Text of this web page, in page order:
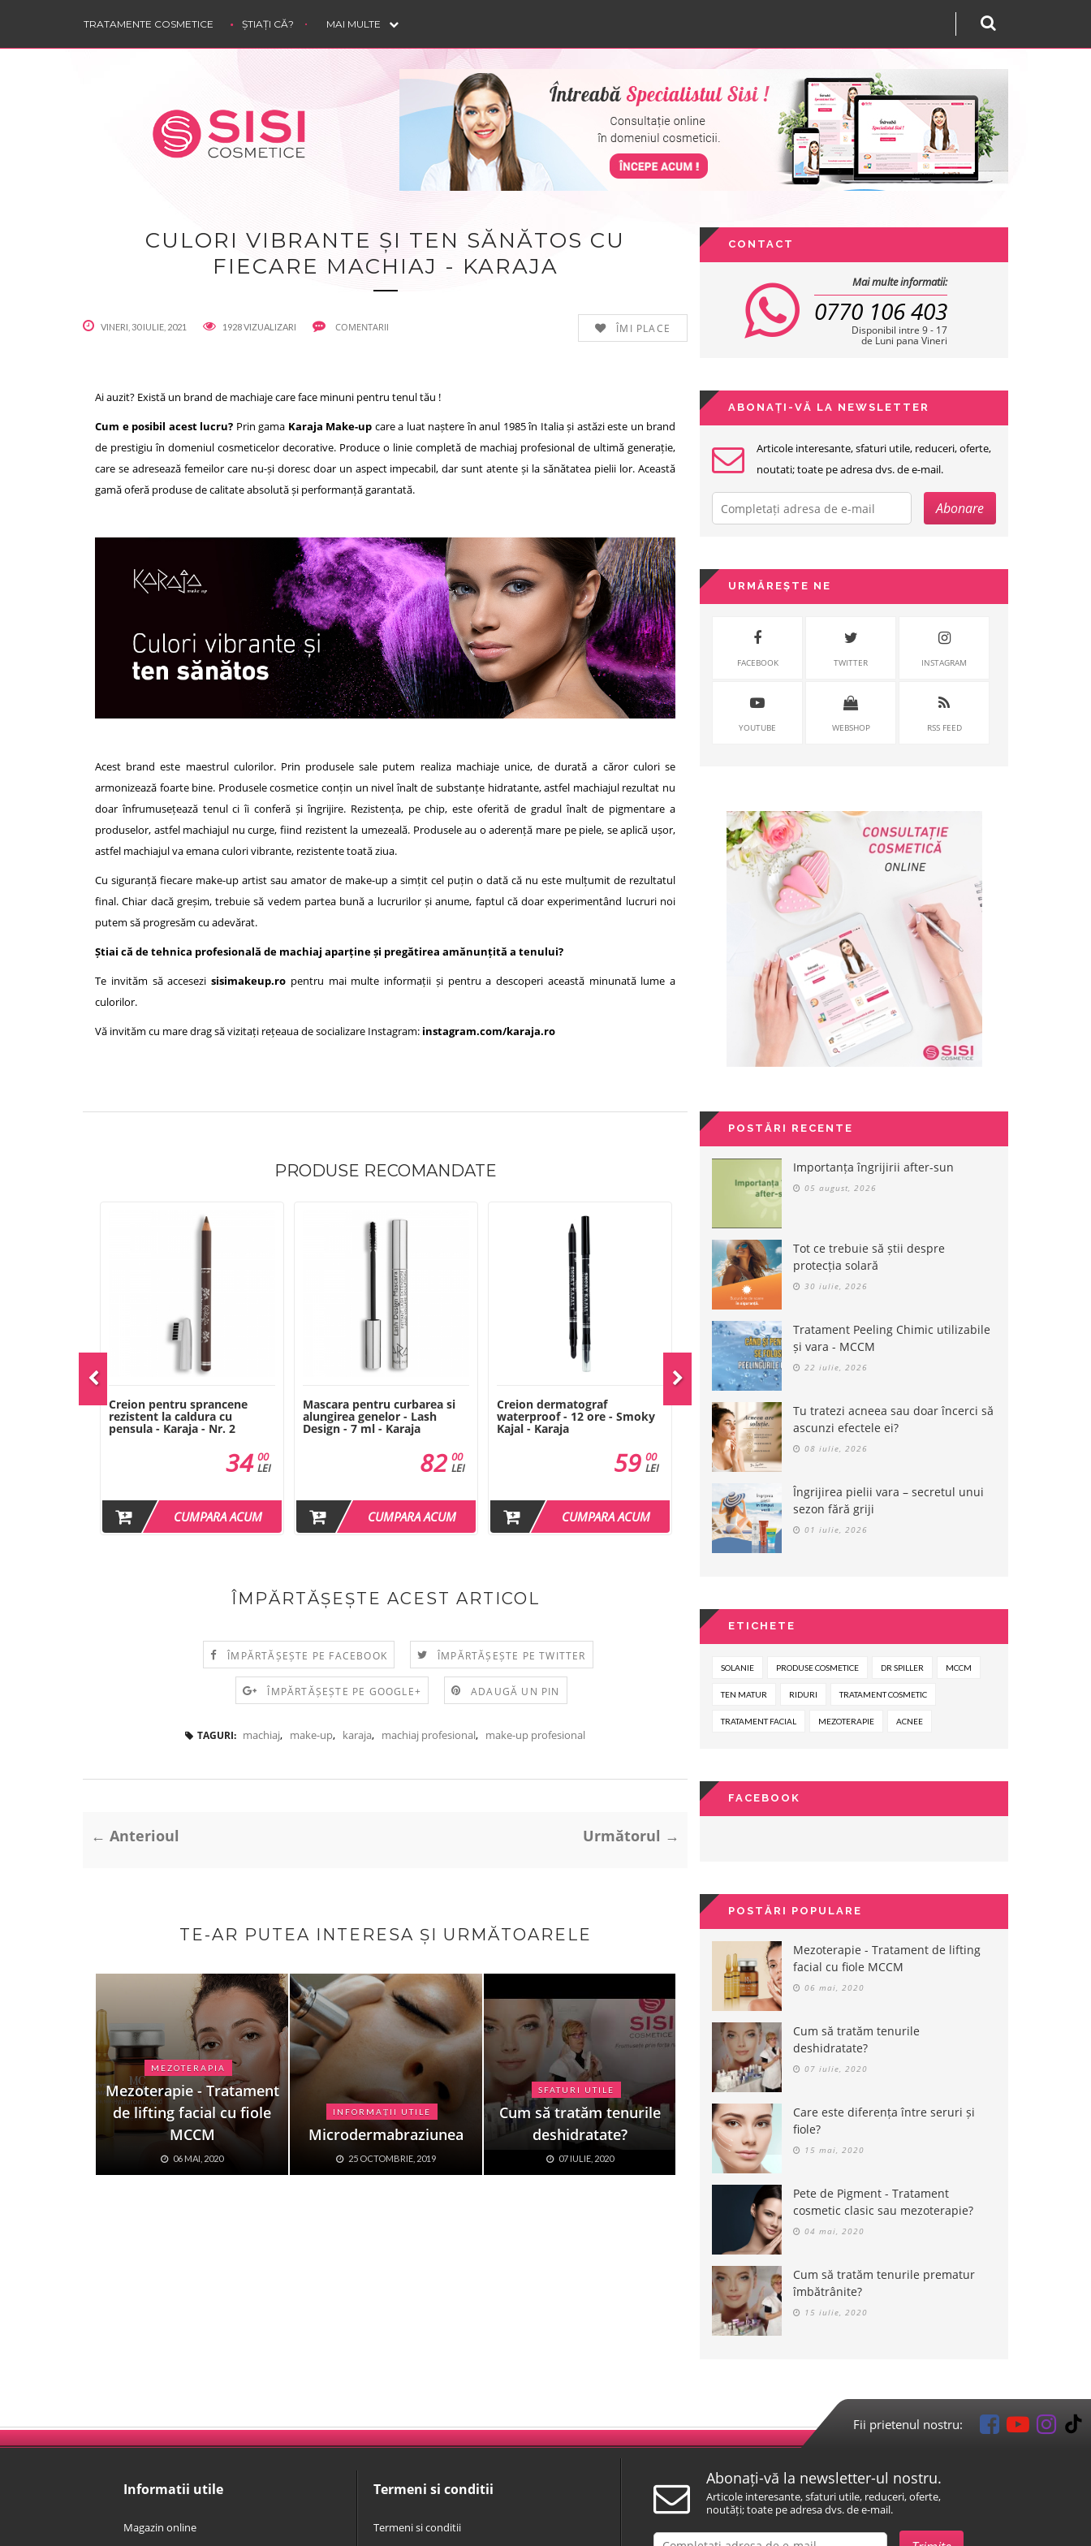
TRATAMENTE COSMETICE ȘTIAȚI CĂ? MAI MULTE
CULORI VIBRANTE ȘI TEN SĂNĂTOS CU
FIECARE MACHIAJ - KARAJA
VINERI, 30 IULIE, 2021 1928 VIZUALIZARI COMENTARII ÎMI PLACE
Ai auzit? Există un brand de machiaje care face minuni pentru tenul tău !
Cum e posibil acest lucru? Prin gama Karaja Make-up care a luat naștere în anul 1985 în Italia și astăzi este un brand
de prestigiu în domeniul cosmeticelor decorative. Produce o linie completă de machiaj profesional de ultimă generație,
care se adresează femeilor care nu-și doresc doar un aspect impecabil, dar sunt atente și la sănătatea pielii lor. Această
gamă oferă produse de calitate absolută și performanță garantată.
Acest brand este maestrul culorilor. Prin produsele sale putem realiza machiaje unice, de durată a căror culori se
armonizează foarte bine. Produsele cosmetice conțin un nivel înalt de substanțe hidratante, astfel machiajul rezultat nu
doar înfrumusețează tenul ci îi conferă și îngrijire. Rezistența, pe chip, este oferită de gradul înalt de pigmentare a
produselor, astfel machiajul nu curge, fiind rezistent la umezeală. Produsele au o aderență mare pe piele, se aplică ușor,
astfel machiajul va emana culori vibrante, rezistente toată ziua.
Cu siguranță fiecare make-up artist sau amator de make-up a simțit cel puțin o dată că nu este mulțumit de rezultatul
final. Chiar dacă greșim, trebuie să vedem partea bună a lucrurilor și anume, faptul că doar experimentând lucruri noi
putem să progresăm cu adevărat.
Știai că de tehnica profesională de machiaj aparține și pregătirea amănunțită a tenului?
Te invităm să accesezi sisimakeup.ro pentru mai multe informații și pentru a descoperi această minunată lume a
culorilor.
Vă invităm cu mare drag să vizitați rețeaua de socializare Instagram: instagram.com/karaja.ro
PRODUSE RECOMANDATE
matifiant Creion pentru sprancene
rezistent la caldura cu
pensula - Karaja - Nr. 2
00
LEI
34
CUMPARA ACUM
Mascara pentru curbarea si
alungirea genelor - Lash
Design - 7 ml - Karaja
00
LEI
82
CUMPARA ACUM
Creion dermatograf
waterproof - 12 ore - Smoky
Kajal - Karaja
00
LEI
59
CUMPARA ACUM
Creion sprancene rezistent la
apa cu trasare precisa - Micro
Browliner - Karaja - Nr. 2
00
55
CUMPARA ACUM
Paleta cu 9 farduri de ochi -
Wonder Sculpt - K-Light -
Karaja - Nr. 2
ÎMPĂRTĂȘEȘTE ACEST ARTICOL
ÎMPĂRTĂȘEȘTE PE FACEBOOK ÎMPĂRTĂȘEȘTE PE TWITTER
ÎMPĂRTĂȘEȘTE PE GOOGLE+ ADAUGĂ UN PIN
TAGURI: machiaj, make-up, karaja, machiaj profesional, make-up profesional
← Anterioul Următorul →
TE-AR PUTEA INTERESA ȘI URMĂTOARELE
MEZOTERAPIA
Mezoterapie - Tratament
de lifting facial cu fiole
MCCM
06 MAI, 2020
INFORMAȚII UTILE
Microdermabraziunea
25 OCTOMBRIE, 2019
SFATURI UTILE
Cum să tratăm tenurile
deshidratate?
07 IULIE, 2020
CONTACT
Mai multe informatii:
0770 106 403
Disponibil intre 9 - 17
de Luni pana Vineri
ABONAȚI-VĂ LA NEWSLETTER
Articole interesante, sfaturi utile, reduceri, oferte,
noutati; toate pe adresa dvs. de e-mail.
URMĂREȘTE NE
FACEBOOK TWITTER INSTAGRAM
YOUTUBE WEBSHOP RSS FEED
POSTĂRI RECENTE
Importanța îngrijirii after-sun
05 august, 2026
Tot ce trebuie să știi despre
protecția solară
30 iulie, 2026
Tratament Peeling Chimic utilizabile
și vara - MCCM
22 iulie, 2026
Tu tratezi acneea sau doar încerci să
ascunzi efectele ei?
08 iulie, 2026
Îngrijirea pielii vara – secretul unui
sezon fără griji
01 iulie, 2026
ETICHETE
SOLANIE PRODUSE COSMETICE DR SPILLER MCCM
TEN MATUR RIDURI TRATAMENT COSMETIC
TRATAMENT FACIAL MEZOTERAPIE ACNEE
FACEBOOK
POSTĂRI POPULARE
Mezoterapie - Tratament de lifting
facial cu fiole MCCM
06 mai, 2020
Cum să tratăm tenurile
deshidratate?
07 iulie, 2020
Care este diferența între seruri și
fiole?
15 mai, 2020
Pete de Pigment - Tratament
cosmetic clasic sau mezoterapie?
04 mai, 2020
Cum să tratăm tenurile prematur
îmbătrânite?
15 iulie, 2020
Fii prietenul nostru:
Informatii utile
Magazin online
Termeni si conditii
Termeni si conditii
Abonați-vă la newsletter-ul nostru.
Articole interesante, sfaturi utile, reduceri, oferte,
noutăți; toate pe adresa dvs. de e-mail.